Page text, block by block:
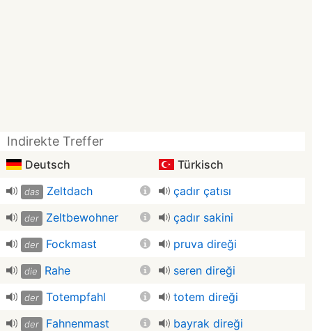
Indirekte Treffer
Deutsch Türkisch
das Zeltdach çadır çatısı
der Zeltbewohner çadır sakini
der Fockmast pruva direği
die Rahe seren direği
der Totempfahl totem direği
der Fahnenmast bayrak direği